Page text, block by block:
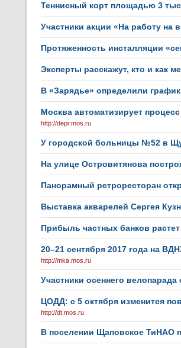
Теннисный корт площадью 3
Участники акции «На работу на
Протяженность инсталляции
Эксперты расскажут, кто и как
В «Зарядье» определили
Москва автоматизирует
http://depr.mos.ru
У городской больницы №52 в
На улице Островитянова
Панорамный ретроресторан
Выставка акварелей Сергея
Прибыль частных банков
20–21 сентября 2017 года на
http://mka.mos.ru
Участники осеннего
ЦОДД: с 5 октября изменится
http://dt.mos.ru
В поселении Щаповское ТиНАО